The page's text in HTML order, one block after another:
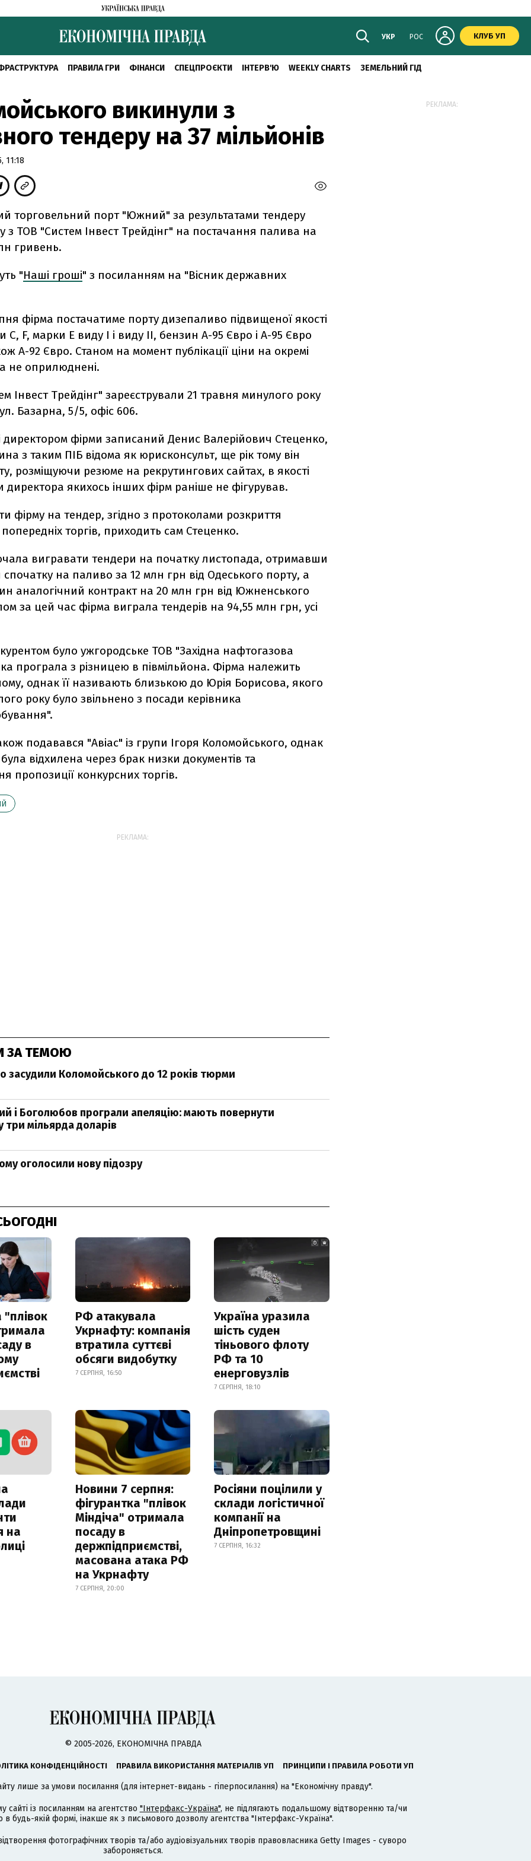
УКР РОС КЛУБ УП
ПРАВИЛА ГРИ ФІНАНСИ СПЕЦПРОЄКТИ ІНТЕРВ'Ю WEEKLY CHARTS ЗЕМЕЛЬНИЙ ГІД
викинули з
тендеру на 37 мільйонів
11:18
торговельний порт "Южний" за результатами тендеру
з ТОВ "Систем Інвест Трейдінг" на постачання палива на
гривень.
"Наші гроші" з посиланням на "Вісник державних
фірма постачатиме порту дизепаливо підвищеної якості
С, F, марки Е виду І і виду ІІ, бензин А-95 Євро і А-95 Євро
А-92 Євро. Станом на момент публікації ціни на окремі
не оприлюднені.
Інвест Трейдінг" зареєстрували 21 травня минулого року
Базарна, 5/5, офіс 606.
директором фірми записаний Денис Валерійович Стеценко,
з таким ПІБ відома як юрисконсульт, ще рік тому він
розміщуючи резюме на рекрутингових сайтах, в якості
директора якихось інших фірм раніше не фігурував.
фірму на тендер, згідно з протоколами розкриття
торгів, приходить сам Стеценко.
вигравати тендери на початку листопада, отримавши
на паливо за 12 млн грн від Одеського порту, а
аналогічний контракт на 20 млн грн від Южненського
за цей час фірма виграла тендерів на 94,55 млн грн, усі
було ужгородське ТОВ "Західна нафтогазова
програла з різницею в півмільйона. Фірма належить
однак її називають близькою до Юрія Борисова, якого
року було звільнено з посади керівника
подавався "Авіас" із групи Ігоря Коломойського, однак
відхилена через брак низки документів та
пропозиції конкурсних торгів.
РЕКЛАМА:
ЗА ТЕМОЮ
засудили Коломойського до 12 років тюрми
і Боголюбов програли апеляцію: мають повернути
три мільярда доларів
оголосили нову підозру
"плівок
в
РФ атакувала
Укрнафту: компанія
втратила суттєві
обсяги видобутку
7 СЕРПНЯ, 16:50
Україна уразила
шість суден
тіньового флоту
РФ та 10
енерговузлів
7 СЕРПНЯ, 18:10
на
Новини 7 серпня:
фігурантка "плівок
Міндіча" отримала
посаду в
держпідприємстві,
масована атака РФ
на Укрнафту
7 СЕРПНЯ, 20:00
Росіяни поцілили у
склади логістичної
компанії на
Дніпропетровщині
7 СЕРПНЯ, 16:32
РЕКЛАМА:
© 2005-2026, ЕКОНОМІЧНА ПРАВДА
КОНФІДЕНЦІЙНОСТІ ПРАВИЛА ВИКОРИСТАННЯ МАТЕРІАЛІВ УП ПРИНЦИПИ І ПРАВИЛА РОБОТИ УП
лише за умови посилання (для інтернет-видань - гіперпосилання) на "Економічну правду".
сайті із посиланням на агентство "Інтерфакс-Україна", не підлягають подальшому відтворенню та/чи
будь-якій формі, інакше як з письмового дозволу агентства "Інтерфакс-Україна".
фотографічних творів та/або аудіовізуальних творів правовласника Getty Images - суворо
забороняється.